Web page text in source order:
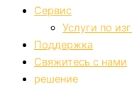
Сервис
Услуги по
Поддержка
Свяжитесь с нами
решение